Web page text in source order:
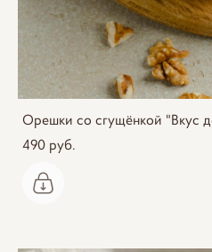
Орешки со сгущёнкой "Вкус
490 pуб.